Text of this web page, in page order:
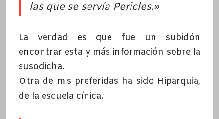
las que se servía Pericles.»
La verdad es que fue un subidón
encontrar esta y más información sobre la
susodicha.
Otra de mis preferidas ha sido Hiparquia,
de la escuela cínica.